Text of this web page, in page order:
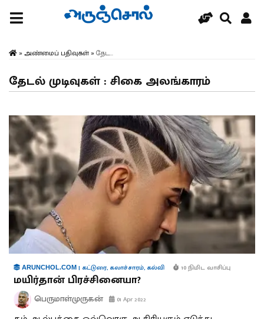
» அண்மைப் பதிவுகள்» தேட...
தேடல் முடிவுகள் : சிகை அலங்காரம்
ARUNCHOL.COM | கட்டுரை, கலாச்சாரம், கல்வி 10 நிமிட வாசிப்பு
மயிர்தான் பிரச்சினையா?
பெருமாள்முருகன் 01 Apr 2022